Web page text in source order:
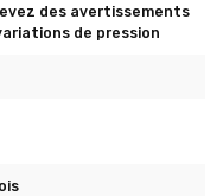
des avertissements
de pression